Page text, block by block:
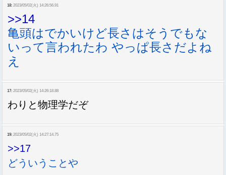
18: 2023/05/02(火) 14:26:56.91
>>14
亀頭はでかいけど長さはそうでもな
いって言われたわ やっぱ長さだよね
え
17: 2023/05/02(火) 14:26:18.88
わりと物理学だぞ
19: 2023/05/02(火) 14:27:14.75
>>17
どういうことや